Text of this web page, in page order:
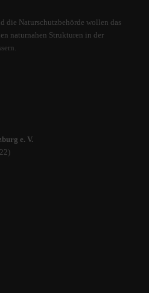
die Naturschutzbehörde wollen das
naturnahen Strukturen in der
e. V.